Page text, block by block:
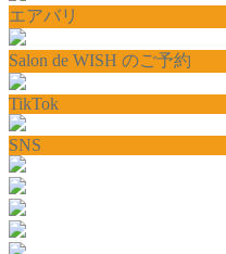
エアバリ
Salon de WISH のご予約
TikTok
SNS